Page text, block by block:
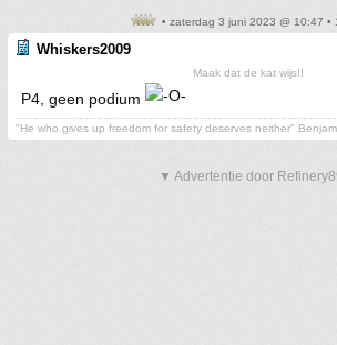
• zaterdag 3 juni 2023 @ 10:47 •
Whiskers2009
Maak dat de kat wijs!!
P4, geen podium
"He who gives up freedom for safety deserves neither"
▼ Advertentie door